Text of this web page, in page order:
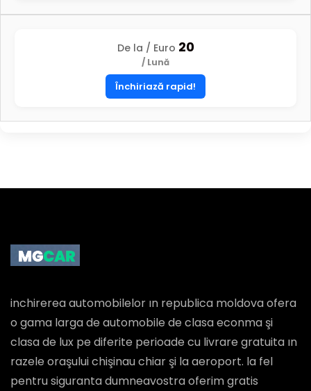
De la / Euro 20
/ Lună
Închiriază rapid!
inchirerea automobilelor ın republica moldova ofera
o gama larga de automobile de clasa econma şi
clasa de lux pe diferite perioade cu livrare gratuita ın
razele oraşului chişinau chiar şi la aeroport. la fel
pentru siguranta dumneavostra oferim gratis